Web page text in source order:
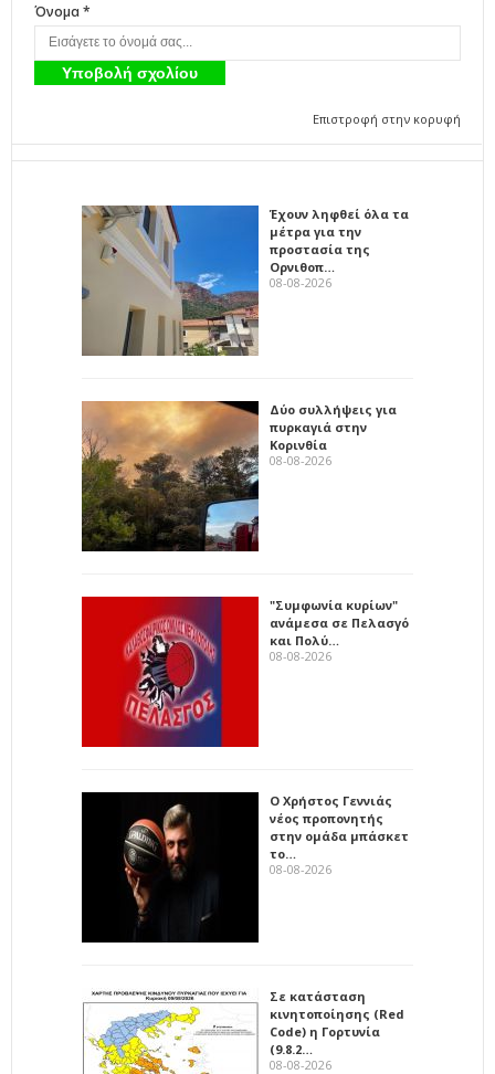
Όνομα *
Επιστροφή στην κορυφή
Έχουν ληφθεί όλα τα
μέτρα για την
προστασία της
Ορνιθοπ…
08-08-2026
Δύο συλλήψεις για
πυρκαγιά στην
Κορινθία
08-08-2026
"Συμφωνία κυρίων"
ανάμεσα σε Πελασγό
και Πολύ…
08-08-2026
Ο Χρήστος Γεννιάς
νέος προπονητής
στην ομάδα μπάσκετ
το…
08-08-2026
Σε κατάσταση
κινητοποίησης (Red
Code) η Γορτυνία
(9.8.2…
08-08-2026